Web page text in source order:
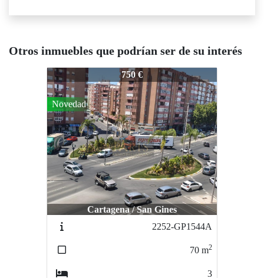
Otros inmuebles que podrían ser de su interés
2180-GP1486A750 €
Cartagena / San Gines
Novedad
2252-GP1544A
70 m2
3